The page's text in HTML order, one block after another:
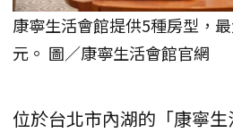
康寧生活會館提供5種房型，
元。 圖／康寧生活會館官網
位於台北市內湖的「康寧